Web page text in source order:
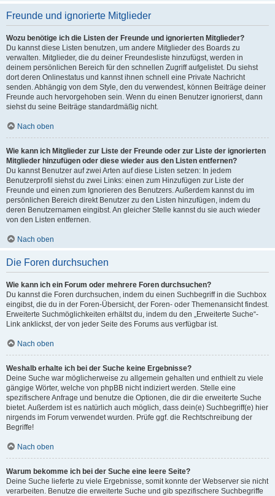
Freunde und ignorierte Mitglieder
Wozu benötige ich die Listen der Freunde und ignorierten Mitglieder?
Du kannst diese Listen benutzen, um andere Mitglieder des Boards zu
verwalten. Mitglieder, die du deiner Freundesliste hinzufügst, werden in
deinem persönlichen Bereich für den schnellen Zugriff aufgelistet. Du siehst
dort deren Onlinestatus und kannst ihnen schnell eine Private Nachricht
senden. Abhängig von dem Style, den du verwendest, können Beiträge deiner
Freunde auch hervorgehoben sein. Wenn du einen Benutzer ignorierst, dann
siehst du seine Beiträge standardmäßig nicht.
Nach oben
Wie kann ich Mitglieder zur Liste der Freunde oder zur Liste der ignorierten
Mitglieder hinzufügen oder diese wieder aus den Listen entfernen?
Du kannst Benutzer auf zwei Arten auf diese Listen setzen: In jedem
Benutzerprofil siehst du zwei Links: einen zum Hinzufügen zur Liste der
Freunde und einen zum Ignorieren des Benutzers. Außerdem kannst du im
persönlichen Bereich direkt Benutzer zu den Listen hinzufügen, indem du
deren Benutzernamen eingibst. An gleicher Stelle kannst du sie auch wieder
von den Listen entfernen.
Nach oben
Die Foren durchsuchen
Wie kann ich ein Forum oder mehrere Foren durchsuchen?
Du kannst die Foren durchsuchen, indem du einen Suchbegriff in die Suchbox
eingibst, die du in der Foren-Übersicht, der Foren- oder Themenansicht findest.
Erweiterte Suchmöglichkeiten erhältst du, indem du den „Erweiterte Suche“-
Link anklickst, der von jeder Seite des Forums aus verfügbar ist.
Nach oben
Weshalb erhalte ich bei der Suche keine Ergebnisse?
Deine Suche war möglicherweise zu allgemein gehalten und enthielt zu viele
gängige Wörter, welche von phpBB nicht indiziert werden. Stelle eine
spezifischere Anfrage und benutze die Optionen, die dir die erweiterte Suche
bietet. Außerdem ist es natürlich auch möglich, dass dein(e) Suchbegriff(e) hier
nirgends im Forum verwendet wurden. Prüfe ggf. die Rechtschreibung der
Begriffe!
Nach oben
Warum bekomme ich bei der Suche eine leere Seite?
Deine Suche lieferte zu viele Ergebnisse, somit konnte der Webserver sie nicht
verarbeiten. Benutze die erweiterte Suche und gib spezifischere Suchbegriffe